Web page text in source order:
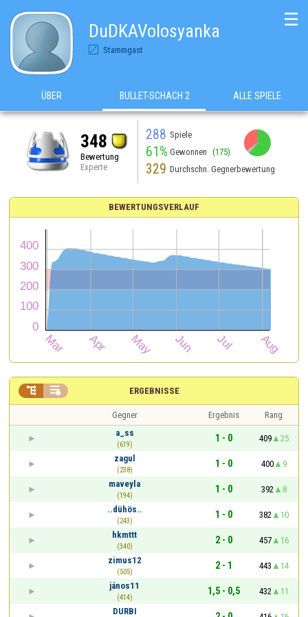
DuDKAVolosyanka
Stammgast
☰
ÜBER BULLET-SCHACH 2 ALLE SPIELE
348
Bewertung
Experte
288 Spiele
61% Gewonnen (175)
329 Durchschn. Gegnerbewertung
BEWERTUNGSVERLAUF
ERGEBNISSE
 
Gegner Ergebnis
Rang
a_ss
(619)
1 - 0 409
25
zagul
(238)
1 - 0 400
9
maveyla
(194)
1 - 0 392
8
..dühös..
(243)
1 - 0 382
10
hkmttt
(340)
2 - 0 457
16
zimus12
(505)
2 - 1 443
14
jános11
(414)
1,5 - 0,5 432
11
DURBI